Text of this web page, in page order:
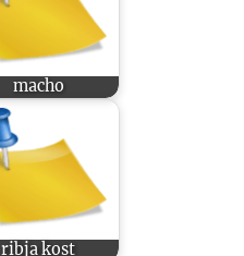
macho
ribja kost